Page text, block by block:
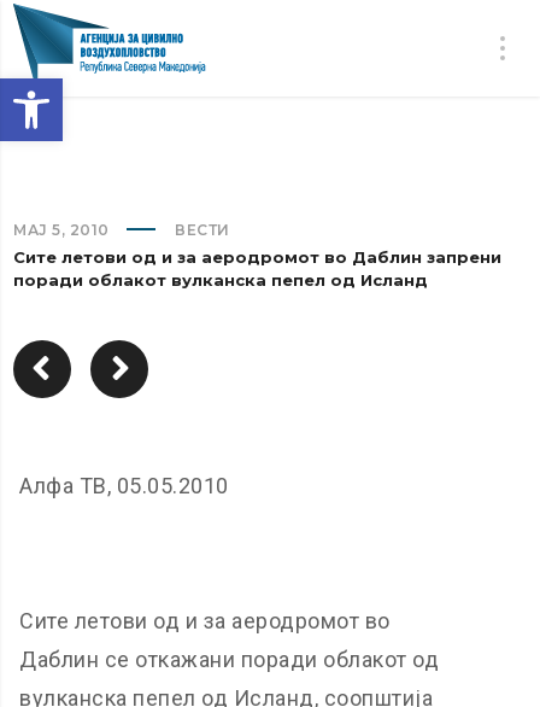
Open toolbar
МАЈ 5, 2010 ВЕСТИ
Сите летови од и за аеродромот во Даблин запрени
поради облакот вулканска пепел од Исланд
Алфа ТВ, 05.05.2010
Сите летови од и за аеродромот во
Даблин се откажани поради облакот од
вулканска пепел од Исланд, соопштија